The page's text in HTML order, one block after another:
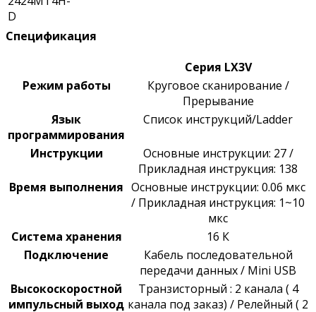
D
Спецификация
Серия LX3V
Режим работы
Круговое сканирование /
Прерывание
Язык
программирования
Список инструкций/Ladder
Инструкции
Основные инструкции: 27 /
Прикладная инструкция: 138
Время выполнения Основные инструкции: 0.06 мкс
/ Прикладная инструкция: 1~10
мкс
Система хранения
16 К
Подключение
Кабель последовательной
передачи данных / Mini USB
Высокоскоростной
импульсный выход
Транзисторный : 2 канала ( 4
канала под заказ) / Релейный ( 2